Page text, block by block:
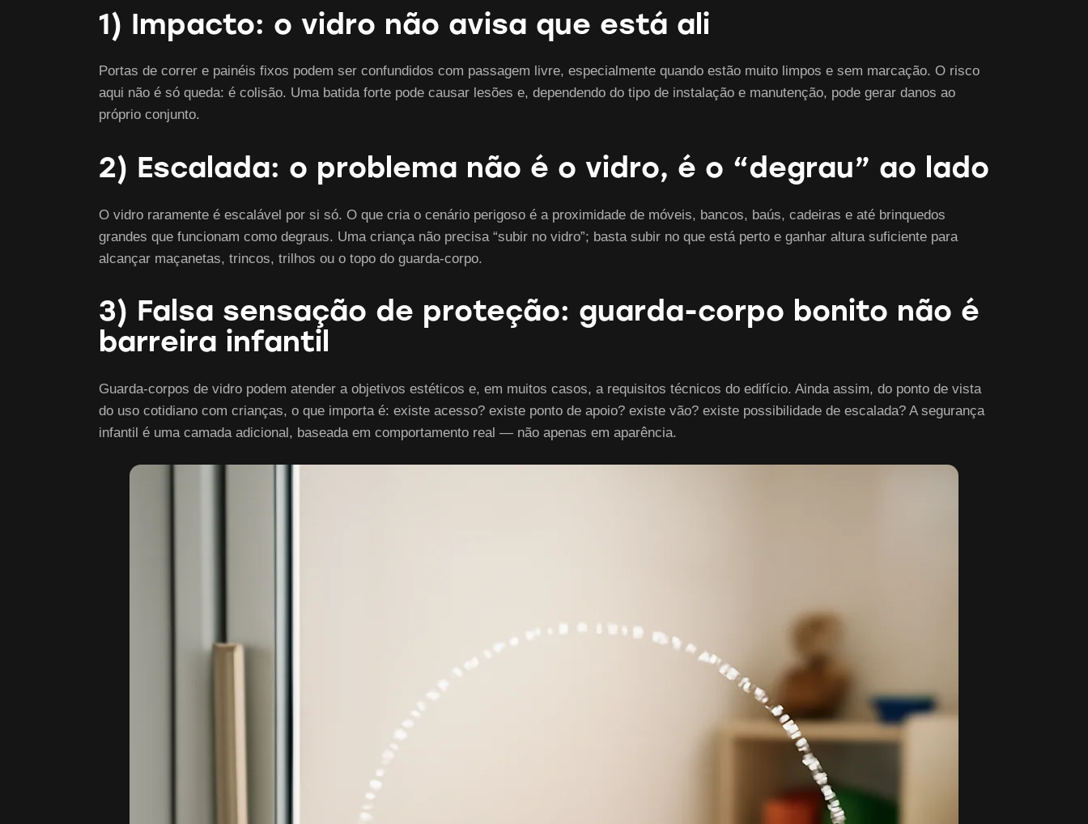
1) Impacto: o vidro não avisa que está ali
Portas de correr e painéis fixos podem ser confundidos com passagem livre, especialmente quando estão muito limpos e sem marcação. O risco
aqui não é só queda: é colisão. Uma batida forte pode causar lesões e, dependendo do tipo de instalação e manutenção, pode gerar danos ao
próprio conjunto.
2) Escalada: o problema não é o vidro, é o “degrau” ao lado
O vidro raramente é escalável por si só. O que cria o cenário perigoso é a proximidade de móveis, bancos, baús, cadeiras e até brinquedos
grandes que funcionam como degraus. Uma criança não precisa “subir no vidro”; basta subir no que está perto e ganhar altura suficiente para
alcançar maçanetas, trincos, trilhos ou o topo do guarda-corpo.
3) Falsa sensação de proteção: guarda-corpo bonito não é
barreira infantil
Guarda-corpos de vidro podem atender a objetivos estéticos e, em muitos casos, a requisitos técnicos do edifício. Ainda assim, do ponto de vista
do uso cotidiano com crianças, o que importa é: existe acesso? existe ponto de apoio? existe vão? existe possibilidade de escalada? A segurança
infantil é uma camada adicional, baseada em comportamento real — não apenas em aparência.